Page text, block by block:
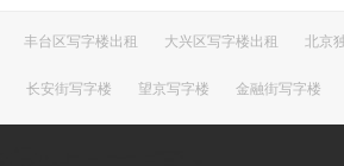
丰台区写字楼出租 大兴区写字楼出租 北京
长安街写字楼 望京写字楼 金融街写字楼